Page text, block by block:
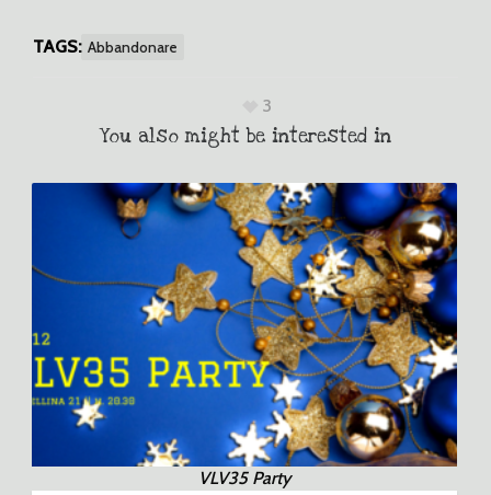
TAGS: Abbandonare
3
You also might be interested in
VLV35 Party